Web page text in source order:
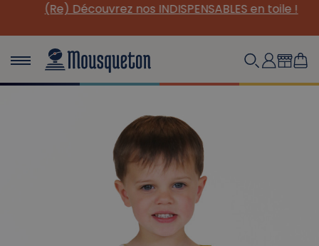
(Re) Découvrez nos INDISPENSABLES en toile !